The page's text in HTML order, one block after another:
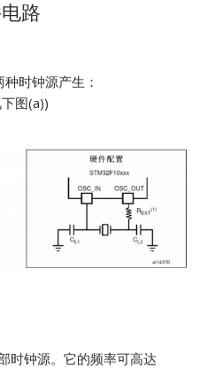
路
时钟源产生：
图(a))
时钟源。它的频率可高达